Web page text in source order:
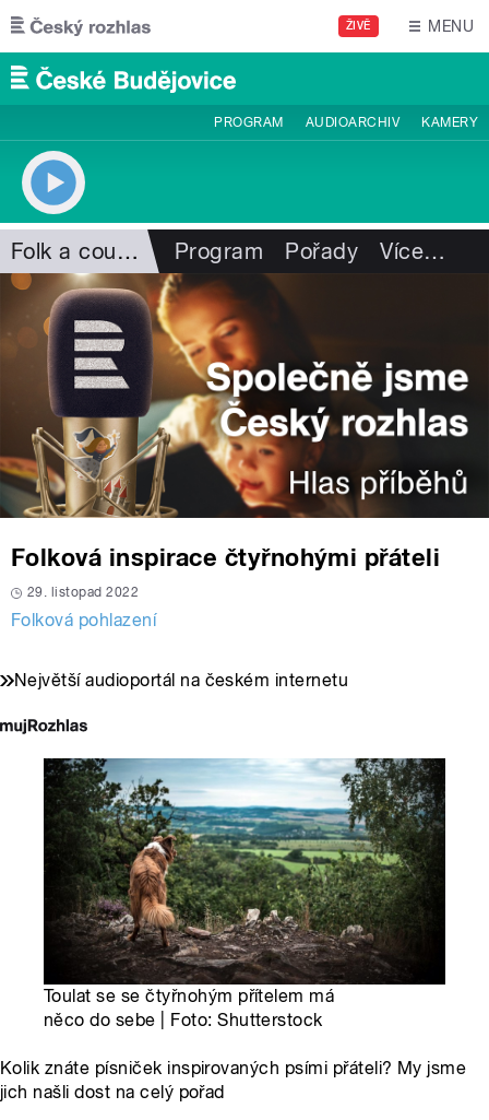
Přejít k hlavnímu obsahu
ŽIVĚ MENU
PROGRAM AUDIOARCHIV KAMERY
Folk a country Program Pořady Více…
Folková inspirace čtyřnohými přáteli
29. listopad 2022
Folková pohlazení
Největší audioportál na českém internetu
Toulat se se čtyřnohým přítelem má
něco do sebe | Foto: Shutterstock
Kolik znáte písniček inspirovaných psími přáteli? My jsme
jich našli dost na celý pořad